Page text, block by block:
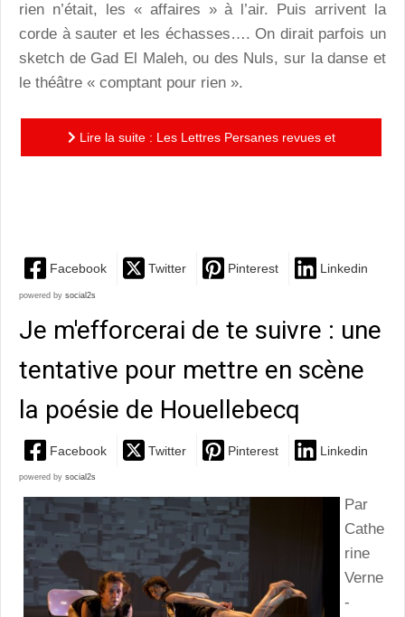
rien n’était, les « affaires » à l’air. Puis arrivent la
corde à sauter et les échasses…. On dirait parfois un
sketch de Gad El Maleh, ou des Nuls, sur la danse et
le théâtre « comptant pour rien ».
Lire la suite : Les Lettres Persanes revues et
Facebook Twitter Pinterest Linkedin
powered by social2s
Je m'efforcerai de te suivre : une
tentative pour mettre en scène
la poésie de Houellebecq
Facebook Twitter Pinterest Linkedin
powered by social2s
Par
Cathe
rine
Verne
-